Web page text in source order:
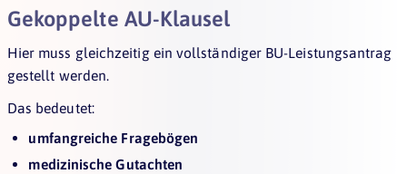
Gekoppelte AU-Klausel
Hier muss gleichzeitig ein vollständiger BU-Leistungsantrag
gestellt werden.
Das bedeutet:
umfangreiche Fragebögen
medizinische Gutachten